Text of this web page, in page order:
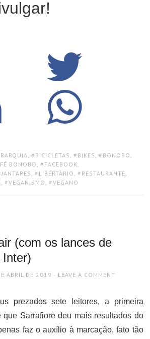
, BICICLETAS , BIKES , BONOBO ,
BONOBO , FACEBOOK,
JANTARES , LIBERTÁRIO , RESTAURANTE,
, VEGANISMO , VEGANO
(com os lances de
ABRIL DE 2019 LEAVE A COMMENT
prezados sete leitores, a primeira
que Sarrafiore deu mais resultados do
faz o auxílio à marcação, fato tão